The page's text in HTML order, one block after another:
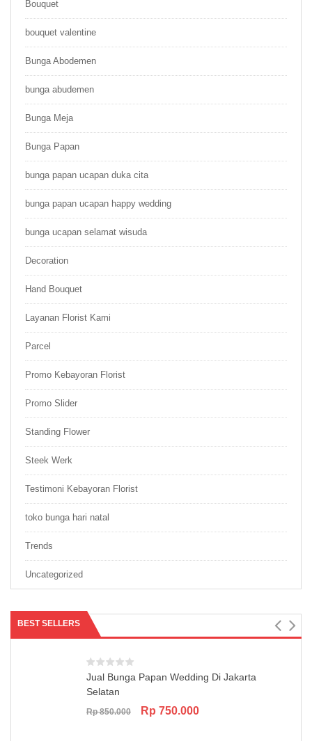
Bouquet
bouquet valentine
Bunga Abodemen
bunga abudemen
Bunga Meja
Bunga Papan
bunga papan ucapan duka cita
bunga papan ucapan happy wedding
bunga ucapan selamat wisuda
Decoration
Hand Bouquet
Layanan Florist Kami
Parcel
Promo Kebayoran Florist
Promo Slider
Standing Flower
Steek Werk
Testimoni Kebayoran Florist
toko bunga hari natal
Trends
Uncategorized
BEST SELLERS
Jual Bunga Papan Wedding Di Jakarta
Selatan
Rp850.000
Original
Rp 750.000Current